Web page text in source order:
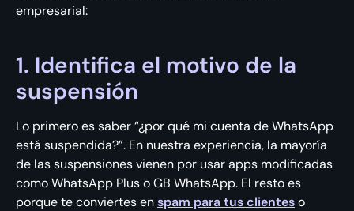
empresarial:
1. Identifica el motivo de la
suspensión
Lo primero es saber “¿por qué mi cuenta de WhatsApp
está suspendida?”. En nuestra experiencia, la mayoría
de las suspensiones vienen por usar apps modificadas
como WhatsApp Plus o GB WhatsApp. El resto es
porque te conviertes enspam para tus clienteso